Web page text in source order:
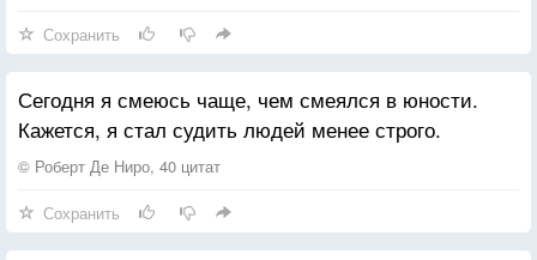
Сохранить
Сегодня я смеюсь чаще, чем смеялся в юности.
Кажется, я стал судить людей менее строго.
© Роберт Де Ниро, 40 цитат
Сохранить